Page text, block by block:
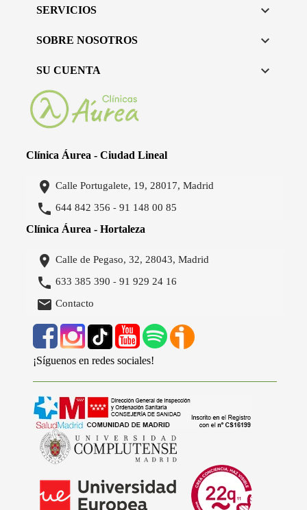
SERVICIOS 
SOBRE NOSOTROS 
SU CUENTA 
Clínica Áurea - Ciudad Lineal
 Calle Portugalete, 19, 28017, Madrid
 644 842 356 -91 148 00 85
Clínica Áurea - Hortaleza
 Calle de Pegaso, 32, 28043, Madrid
 633 385 390 -91 929 24 16
 Contacto
¡Síguenos en redes sociales!